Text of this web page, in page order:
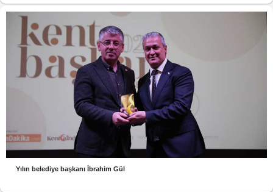
Yılın belediye başkanı İbrahim Gül